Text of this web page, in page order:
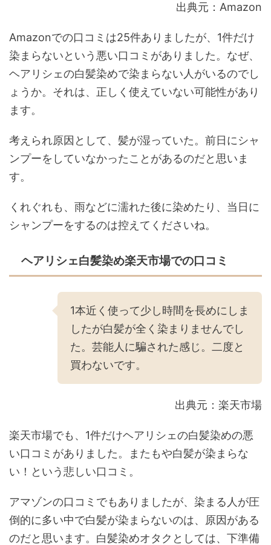
出典元：Amazon
Amazonでの口コミは25件ありましたが、1件だけ
染まらないという悪い口コミがありました。なぜ、
ヘアリシェの白髪染めで染まらない人がいるのでし
ょうか。それは、正しく使えていない可能性があり
ます。
考えられ原因として、髪が湿っていた。前日にシャ
ンプーをしていなかったことがあるのだと思いま
す。
くれぐれも、雨などに濡れた後に染めたり、当日に
シャンプーをするのは控えてくださいね。
ヘアリシェ白髪染め楽天市場での口コミ
1本近く使って少し時間を長めにしま
したが白髪が全く染まりませんでし
た。芸能人に騙された感じ。二度と
買わないです。
出典元：楽天市場
楽天市場でも、1件だけヘアリシェの白髪染めの悪
い口コミがありました。またもや白髪が染まらな
い！という悲しい口コミ。
アマゾンの口コミでもありましたが、染まる人が圧
倒的に多い中で白髪が染まらないのは、原因がある
のだと思います。白髪染めオタクとしては、下準備